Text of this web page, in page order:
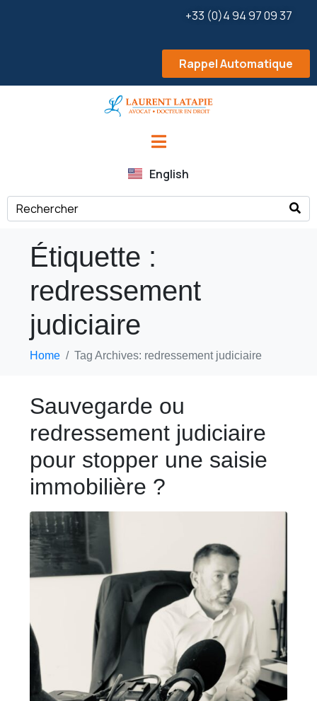
+33 (0)4 94 97 09 37
Rappel Automatique
English
Étiquette :
redressement
judiciaire
Home Tag Archives: redressement judiciaire
Sauvegarde ou
redressement judiciaire
pour stopper une saisie
immobilière ?